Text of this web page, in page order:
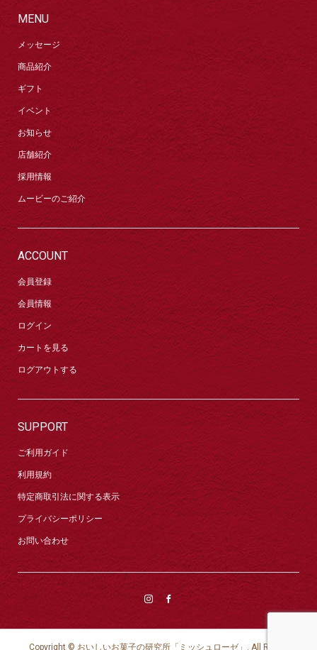
MENU
メッセージ
商品紹介
ギフト
イベント
お知らせ
店舗紹介
採用情報
ムービーのご紹介
ACCOUNT
会員登録
会員情報
ログイン
カートを見る
ログアウトする
SUPPORT
ご利用ガイド
利用規約
特定商取引法に関する表示
プライバシーポリシー
お問い合わせ
Copyright © おいしいお菓子の研究所「ミッシュローゼ」. All Rights